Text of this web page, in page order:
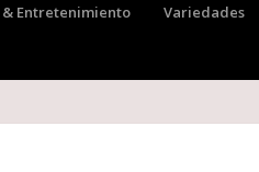
Entretenimiento Variedades